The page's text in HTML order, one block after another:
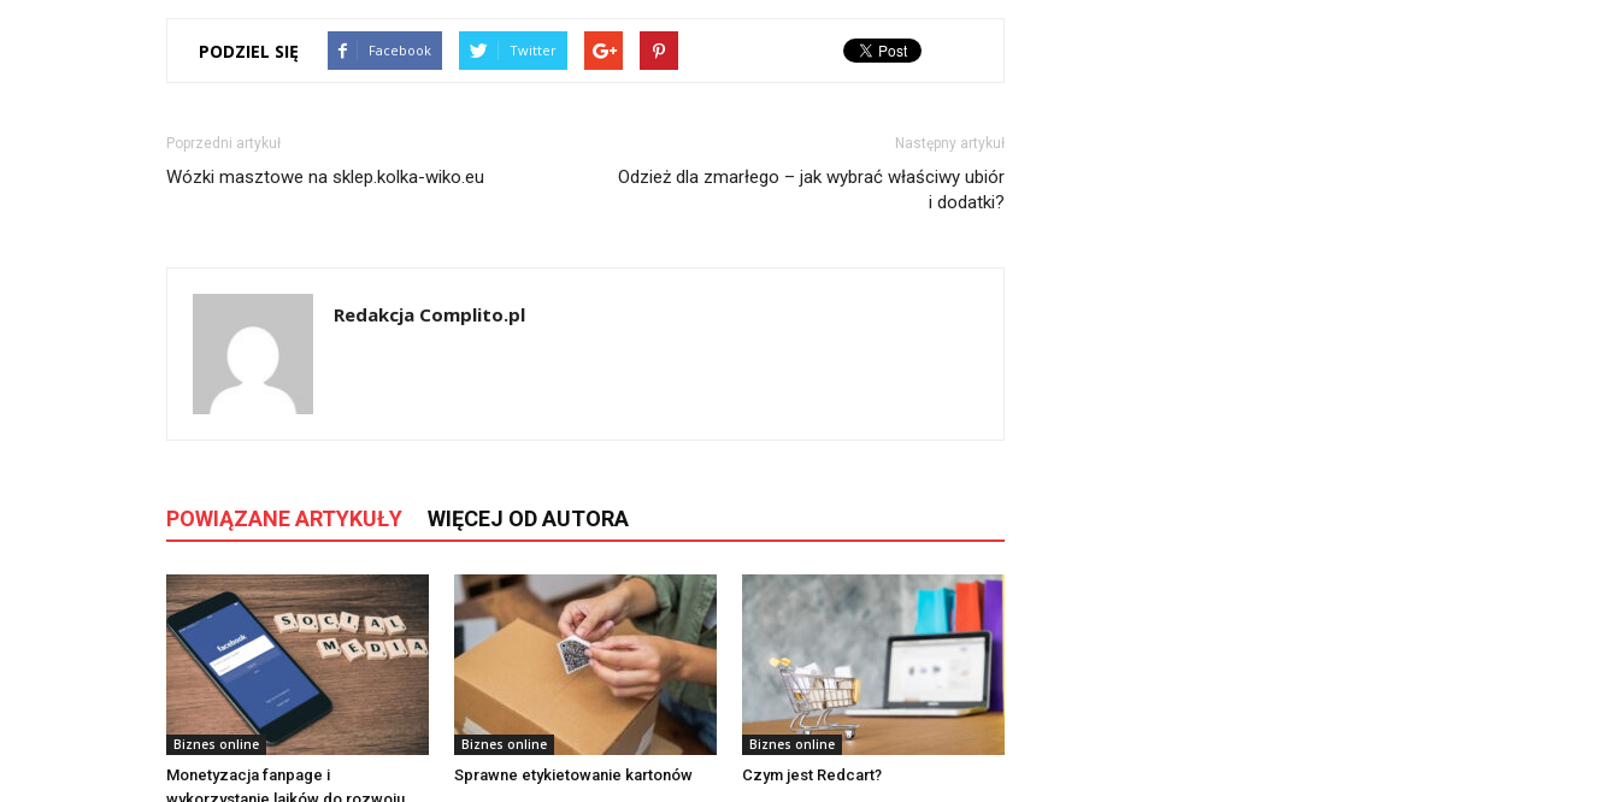
PODZIEL SIĘ Facebook Twitter
Poprzedni artykuł
Wózki masztowe na sklep.kolka-wiko.eu
Następny artykuł
Odzież dla zmarłego – jak wybrać właściwy ubiór
i dodatki?
Redakcja Complito.pl
POWIĄZANE ARTYKUŁY WIĘCEJ OD AUTORA
Biznes online
Monetyzacja fanpage i
Biznes online
Sprawne etykietowanie kartonów
Biznes online
Czym jest Redcart?